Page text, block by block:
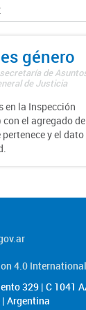
género
de
de Justicia
la Inspección
el agregado
y el dato
4.0
329 | C 1041
Argentina